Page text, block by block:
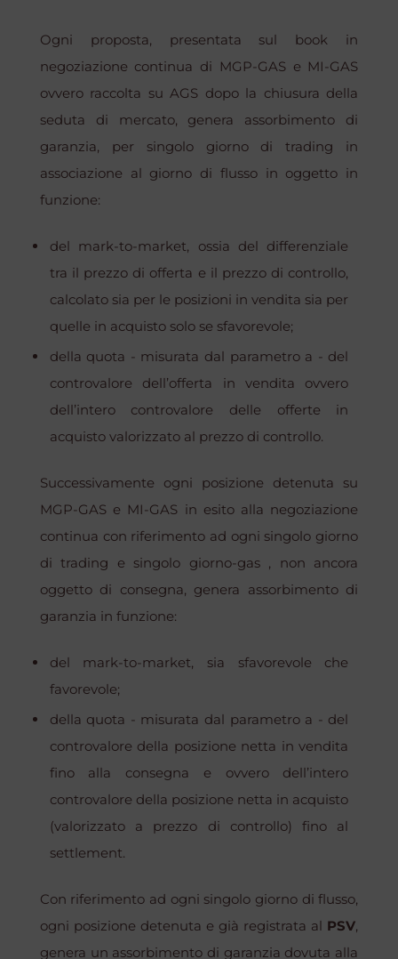
Ogni proposta, presentata sul book in
negoziazione continua di MGP-GAS e MI-GAS
ovvero raccolta su AGS dopo la chiusura della
seduta di mercato, genera assorbimento di
garanzia, per singolo giorno di trading in
associazione al giorno di flusso in oggetto in
funzione:
del mark-to-market, ossia del differenziale
tra il prezzo di offerta e il prezzo di controllo,
calcolato sia per le posizioni in vendita sia per
quelle in acquisto solo se sfavorevole;
della quota - misurata dal parametro a - del
controvalore dell’offerta in vendita ovvero
dell’intero controvalore delle offerte in
acquisto valorizzato al prezzo di controllo.
Successivamente ogni posizione detenuta su
MGP-GAS e MI-GAS in esito alla negoziazione
continua con riferimento ad ogni singolo giorno
di trading e singolo giorno-gas , non ancora
oggetto di consegna, genera assorbimento di
garanzia in funzione:
del mark-to-market, sia sfavorevole che
favorevole;
della quota - misurata dal parametro a - del
controvalore della posizione netta in vendita
fino alla consegna e ovvero dell’intero
controvalore della posizione netta in acquisto
(valorizzato a prezzo di controllo) fino al
settlement.
Con riferimento ad ogni singolo giorno di flusso,
ogni posizione detenuta e già registrata al PSV,
genera un assorbimento di garanzia dovuta alla